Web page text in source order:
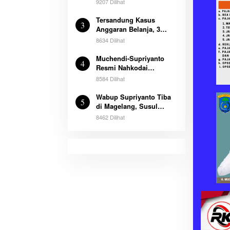
3
Tersandung Kasus
Anggaran Belanja, 3
Mantan Pegawai Dispora
Tersangka
8634 Dilihat
4
Muchendi-Supriyanto
Resmi Nahkodai
Kabupaten Ogan
8584 Dilihat
5
Wabup Supriyanto Tiba
di Magelang, Susul
Bupati Muchendi Ikut
8462 Dilihat